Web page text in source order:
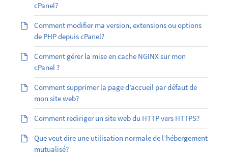
cPanel?
Comment modifier ma version, extensions ou options
de PHP depuis cPanel?
Comment gérer la mise en cache NGINX sur mon
cPanel ?
Comment supprimer la page d’accueil par défaut de
mon site web?
Comment rediriger un site web du HTTP vers HTTPS?
Que veut dire une utilisation normale de l’hébergement
mutualisé?